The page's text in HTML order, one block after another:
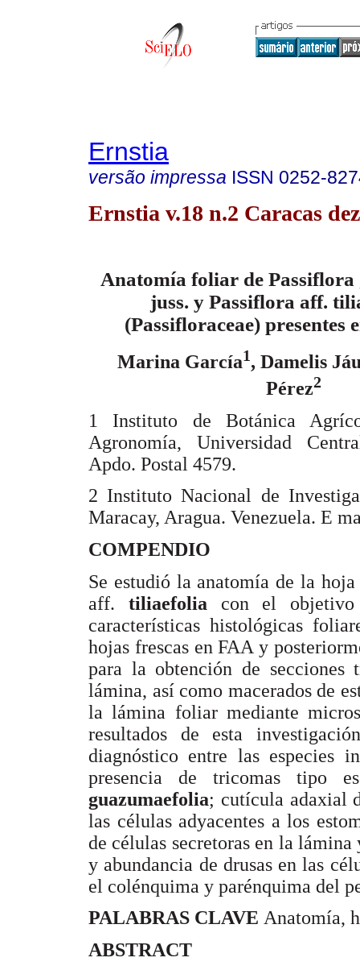
Ernstia
versão impressa ISSN 0252-
Ernstia v.18 n.2 Caracas
Anatomía foliar de Passiflora
juss. y Passiflora aff.
(Passifloraceae) presentes
Marina García1, Damelis
Pérez2
1 Instituto de Botánica
Agronomía, Universidad
Apdo. Postal 4579.
2 Instituto Nacional de
Maracay, Aragua. Venezuela. E
COMPENDIO
Se estudió la anatomía de la
aff. tiliaefolia con el
características histológicas
hojas frescas en FAA y
para la obtención de secciones
lámina, así como macerados de
la lámina foliar mediante
resultados de esta
diagnóstico entre las especies
presencia de tricomas tipo
guazumaefolia; cutícula adaxial
las células adyacentes a los
de células secretoras en la
y abundancia de drusas en las
el colénquima y parénquima del
PALABRAS CLAVE Anatomía,
ABSTRACT